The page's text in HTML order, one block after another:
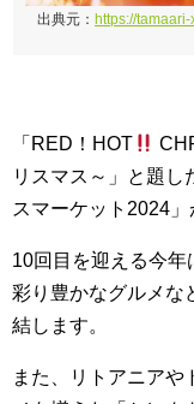
出典元： https://
「RED！HOT
リスマス～」と題し
スマーケット2024」
10回目を迎える今
彩り豊かなグルメな
結します。
また、リトアニアや